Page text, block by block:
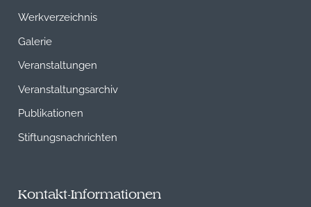
Werkverzeichnis
Galerie
Veranstaltungen
Veranstaltungsarchiv
Publikationen
Stiftungsnachrichten
Kontakt-Informationen